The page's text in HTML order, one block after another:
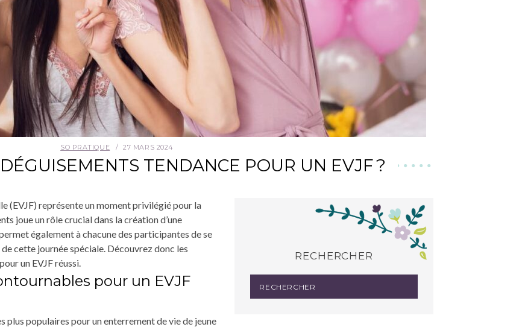
SO PRATIQUE 27 MARS 2024
TENDANCE POUR UN EVJF ?
(EVJF) représente un moment privilégié pour la
joue un rôle crucial dans la création d’une
également à chacune des participantes de se
cette journée spéciale. Découvrez donc les
un EVJF réussi.
pour un EVJF
plus populaires pour un enterrement de vie de jeune
RECHERCHER